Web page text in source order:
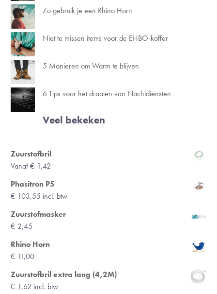
Zo gebruik je een Rhino Horn
Niet te missen items voor de EHBO-koffer
5 Manieren om Warm te blijven
6 Tips voor het draaien van Nachtdiensten
Veel bekeken
Zuurstofbril
Vanaf€ 1,42
Phasitron P5
€ 103,55 incl. btw
Zuurstofmasker
€ 2,45
Rhino Horn
€ 11,00
Zuurstofbril extra lang (4,2M)
€ 1,62 incl. btw